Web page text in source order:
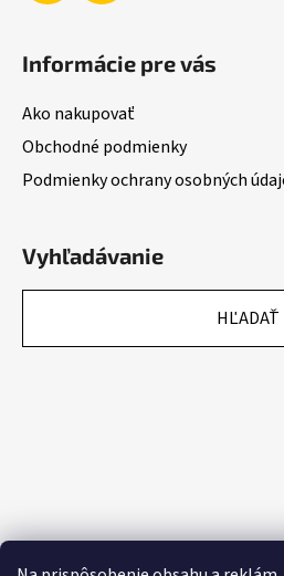
Informácie pre vás
Ako nakupovať
Obchodné podmienky
Podmienky ochrany osobných
Vyhľadávanie
HĽADAŤ